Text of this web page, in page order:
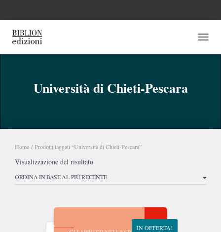
Università di Chieti-Pescara
Home / Prodotti taggati “Università di Chieti-Pescara”
Visualizzazione del risultato
IN OFFERTA!